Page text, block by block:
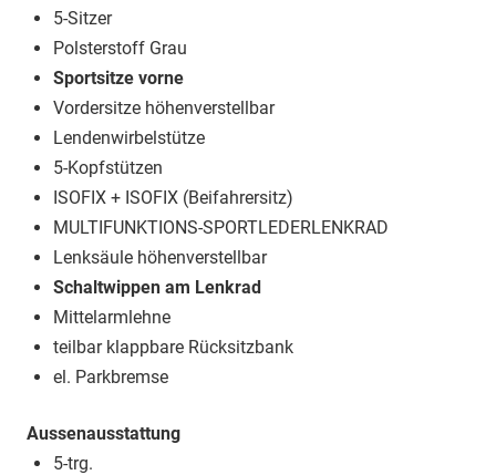
5-Sitzer
Polsterstoff Grau
Sportsitze vorne
Vordersitze höhenverstellbar
Lendenwirbelstütze
5-Kopfstützen
ISOFIX + ISOFIX (Beifahrersitz)
MULTIFUNKTIONS-SPORTLEDERLENKRAD
Lenksäule höhenverstellbar
Schaltwippen am Lenkrad
Mittelarmlehne
teilbar klappbare Rücksitzbank
el. Parkbremse
Aussenausstattung
5-trg.